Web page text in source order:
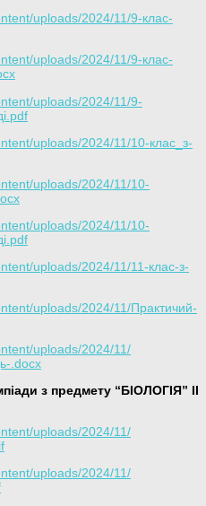
uploads/2024/11/9-клас-
uploads/2024/11/9-клас-
uploads/2024/11/9-
uploads/2024/11/10-клас_з-
uploads/2024/11/10-
uploads/2024/11/10-
uploads/2024/11/11-клас-з-
uploads/2024/11/Практичий-
uploads/2024/11/
.docx
з предмету “БІОЛОГІЯ” ІІ
uploads/2024/11/
uploads/2024/11/